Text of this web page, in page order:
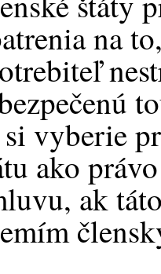
na
si vyberie
ako
ak